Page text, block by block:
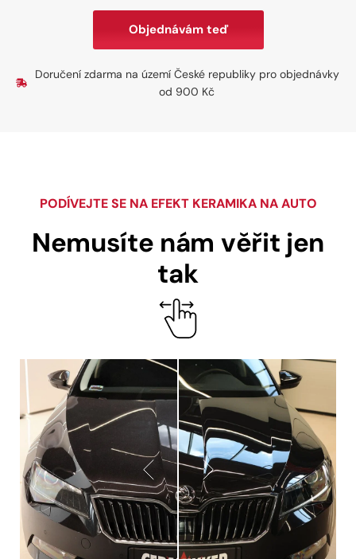
Objednávám teď
Doručení zdarma na území České republiky pro objednávky
od 900 Kč
PODÍVEJTE SE NA EFEKT KERAMIKA NA AUTO
Nemusíte nám věřit jen
tak